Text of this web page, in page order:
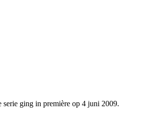
ging in première op 4 juni 2009.